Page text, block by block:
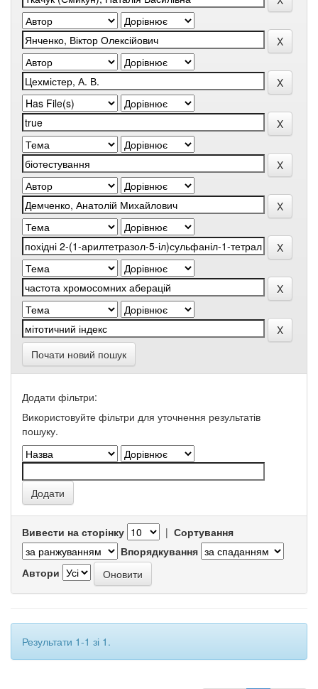
Почати новий пошук
Додати фільтри:
Використовуйте фільтри для уточнення результатів
пошуку.
Вивести на сторінку | Сортування
Впорядкування
Автори
Результати 1-1 зі 1.